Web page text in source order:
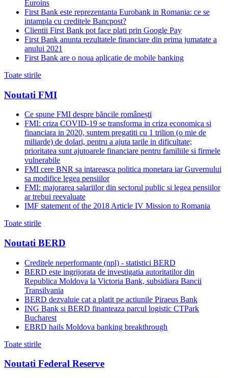
Euroins
First Bank este reprezentanta Eurobank in Romania: ce se
intampla cu creditele Bancpost?
Clientii First Bank pot face plati prin Google Pay
First Bank anunta rezultatele financiare din prima jumatate a
anului 2021
First Bank are o noua aplicatie de mobile banking
Toate stirile
Noutati FMI
Ce spune FMI despre băncile românești
FMI: criza COVID-19 se transforma in criza economica si
financiara in 2020, suntem pregatiti cu 1 trilion (o mie de
miliarde) de dolari, pentru a ajuta tarile in dificultate;
prioritatea sunt ajutoarele financiare pentru familiile si firmele
vulnerabile
FMI cere BNR sa intareasca politica monetara iar Guvernului
sa modifice legea pensiilor
FMI: majorarea salariilor din sectorul public si legea pensiilor
ar trebui reevaluate
IMF statement of the 2018 Article IV Mission to Romania
Toate stirile
Noutati BERD
Creditele neperformante (npl) - statistici BERD
BERD este ingrijorata de investigatia autoritatilor din
Republica Moldova la Victoria Bank, subsidiara Bancii
Transilvania
BERD dezvaluie cat a platit pe actiunile Piraeus Bank
ING Bank si BERD finanteaza parcul logistic CTPark
Bucharest
EBRD hails Moldova banking breakthrough
Toate stirile
Noutati Federal Reserve